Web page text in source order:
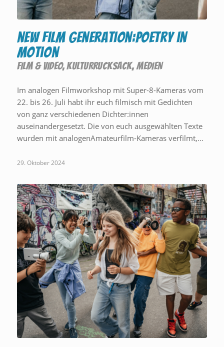
new film generation:poetry in
motion
FILM & VIDEO,KULTURRUCKSACK,MEDIEN
Im analogen Filmworkshop mit Super-8-Kameras vom
22. bis 26. Juli habt ihr euch filmisch mit Gedichten
von ganz verschiedenen Dichter:innen
auseinandergesetzt. Die von euch ausgewählten Texte
wurden mit analogenAmateurfilm-Kameras verfilmt,…
29. Oktober 2024